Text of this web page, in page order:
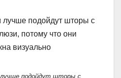
лучше подойдут шторы с